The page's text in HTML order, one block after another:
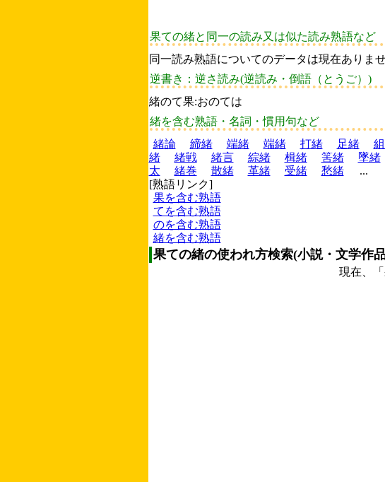
果ての緒と同一の読み又は似た読み熟語など
同一読み熟語についてのデータは現在ありませ
逆書き：逆さ読み(逆読み・倒語（とうご）)
緒のて果:おのては
緒を含む熟語・名詞・慣用句など
緒論
締緒 端緒 端緒 打緒 足緒
緒
緒戦 緒言 綜緒 楫緒 筈緒 墜緒
太
緒巻 散緒 革緒 受緒 愁緒
...
[熟語リンク]
果を含む熟語
てを含む熟語
のを含む熟語
緒を含む熟語
果ての緒の使われ方検索(小説・文学作
現在、